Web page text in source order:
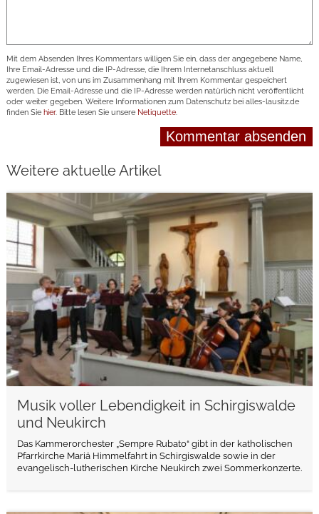
Mit dem Absenden Ihres Kommentars willigen Sie ein, dass der angegebene Name,
Ihre Email-Adresse und die IP-Adresse, die Ihrem Internetanschluss aktuell
zugewiesen ist, von uns im Zusammenhang mit Ihrem Kommentar gespeichert
werden. Die Email-Adresse und die IP-Adresse werden natürlich nicht veröffentlicht
oder weiter gegeben. Weitere Informationen zum Datenschutz bei alles-lausitz.de
finden Sie hier. Bitte lesen Sie unsere Netiquette.
Weitere aktuelle Artikel
Musik voller Lebendigkeit in Schirgiswalde
und Neukirch
Das Kammerorchester „Sempre Rubato“ gibt in der katholischen
Pfarrkirche Mariä Himmelfahrt in Schirgiswalde sowie in der
evangelisch-lutherischen Kirche Neukirch zwei Sommerkonzerte.
weiterlesen